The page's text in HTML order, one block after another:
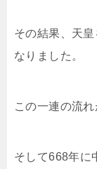
その結果、天
なりました。
この一連の流
そして668年に